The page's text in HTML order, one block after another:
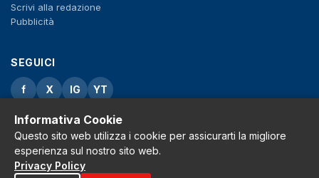
Scrivi alla redazione
Pubblicità
SEGUICI
f X IG YT
Privacy Policy
Cookie Policy
Note legali
La Redazione
Informativa Cookie
Questo sito web utilizza i cookie per assicurarti la migliore
esperienza sul nostro sito web.
Privacy Policy